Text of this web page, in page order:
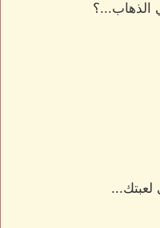
الذهاب...؟
لعبتك...